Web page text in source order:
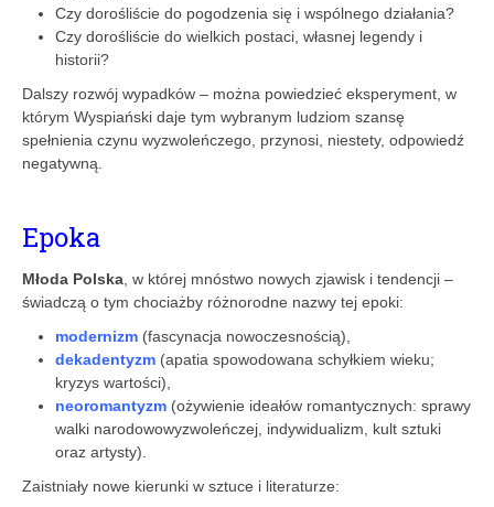
Czy dorośliście do pogodzenia się i wspólnego działania?
Czy dorośliście do wielkich postaci, własnej legendy i
historii?
Dalszy rozwój wypadków – można powiedzieć eksperyment, w
którym Wyspiański daje tym wybranym ludziom szansę
spełnienia czynu wyzwoleńczego, przynosi, niestety, odpowiedź
negatywną.
Epoka
Młoda Polska , w której mnóstwo nowych zjawisk i tendencji –
świadczą o tym chociażby różnorodne nazwy tej epoki:
modernizm (fascynacja nowoczesnością),
dekadentyzm (apatia spowodowana schyłkiem wieku;
kryzys wartości),
neoromantyzm (ożywienie ideałów romantycznych: sprawy
walki narodowowyzwoleńczej, indywidualizm, kult sztuki
oraz artysty).
Zaistniały nowe kierunki w sztuce i literaturze: